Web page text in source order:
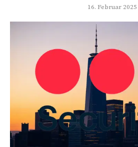
16. Februar 2025